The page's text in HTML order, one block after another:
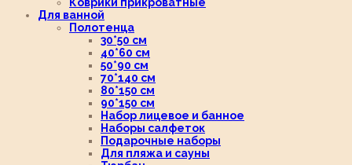
Для ванной
Полотенца
30*50 см
40*60 см
50*90 см
70*140 см
80*150 см
90*150 см
Набор лицевое и банное
Наборы салфеток
Подарочные наборы
Для пляжа и сауны